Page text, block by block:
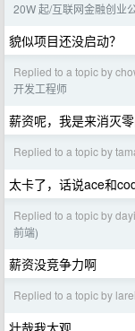
20W 起/互联网金融创业
貌似项目还没启动？
Replied to a topic by
开发工程师
薪资呢，我是来消灭
Replied to a topic by
太卡了，话说ace和
Replied to a topic by
前端)
薪资没竞争力啊
Replied to a topic by
壮哉我大观